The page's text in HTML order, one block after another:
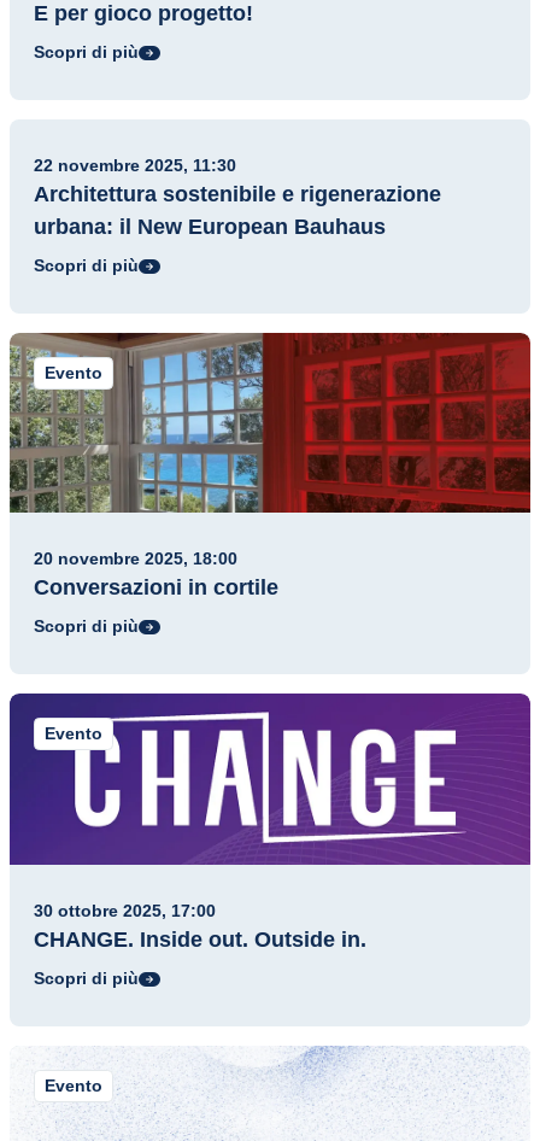
E per gioco progetto!
Scopri di più
Evento
22 novembre 2025, 11:30
Architettura sostenibile e rigenerazione
urbana: il New European Bauhaus
Scopri di più
Evento
20 novembre 2025, 18:00
Conversazioni in cortile
Scopri di più
Evento
30 ottobre 2025, 17:00
CHANGE. Inside out. Outside in.
Scopri di più
Evento